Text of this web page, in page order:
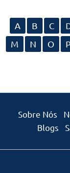
A B C
M
N O
Sobre Nós
Blogs